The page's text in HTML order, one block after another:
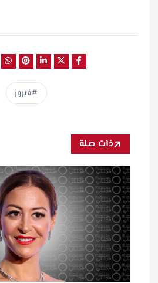
فيروز
ذات صلة